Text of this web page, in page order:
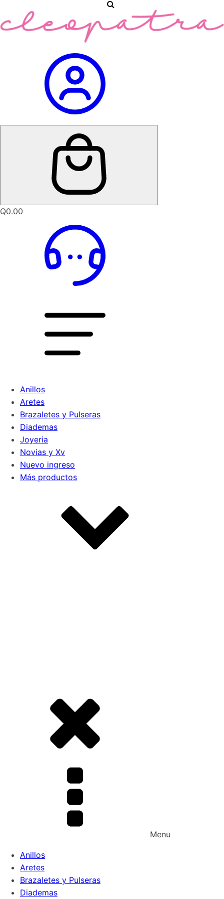
Q0.00
Anillos
Aretes
Brazaletes y Pulseras
Diademas
Joyeria
Novias y Xv
Nuevo ingreso
Más productos
Menu
Anillos
Aretes
Brazaletes y Pulseras
Diademas